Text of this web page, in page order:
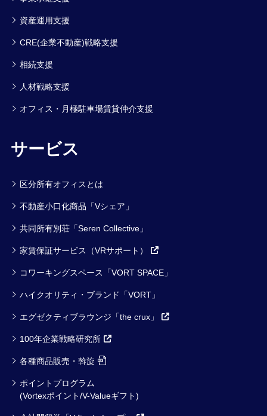
資産運用支援
CRE(企業不動産)戦略支援
相続支援
人材戦略支援
オフィス・月極駐車場賃貸仲介支援
サービス
区分所有オフィスとは
不動産小口化商品「Vシェア」
共同所有別荘「Seren Collective」
家賃保証サービス（VRサポート）
コワーキングスペース「VORT SPACE」
ハイクオリティ・ブランド「VORT」
エグゼクティブラウンジ「the crux」
100年企業戦略研究所
各種商品販売・斡旋
ポイントプログラム
(Vortexポイント/V-Valueギフト)